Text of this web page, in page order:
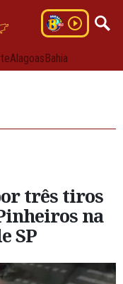
AlagoasBahia
três tiros
na
SP